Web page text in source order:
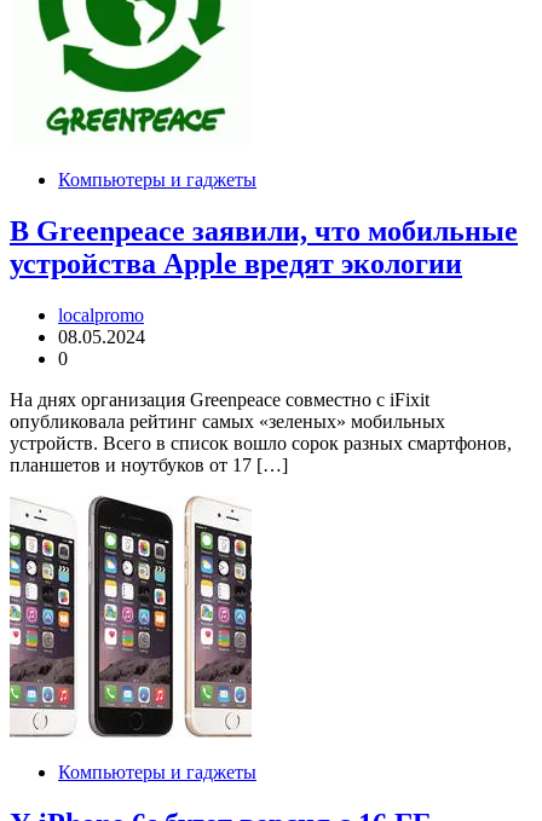
Компьютеры и гаджеты
В Greenpeace заявили, что мобильные
устройства Apple вредят экологии
localpromo
08.05.2024
0
На днях организация Greenpeace совместно с iFixit
опубликовала рейтинг самых «зеленых» мобильных
устройств. Всего в список вошло сорок разных смартфонов,
планшетов и ноутбуков от 17 […]
Компьютеры и гаджеты